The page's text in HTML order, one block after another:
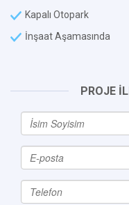
Kapalı Otopark
İnşaat Aşamasında
PROJE